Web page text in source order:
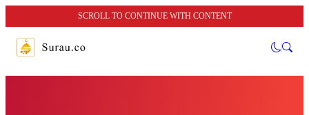
SCROLL TO CONTINUE WITH CONTENT